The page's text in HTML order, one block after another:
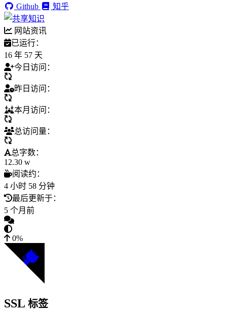
Github
知乎
网站资讯
已运行：
16 年 57 天
今日访问：
昨日访问：
本月访问：
总访问量：
总字数：
12.30 w
阅读约：
4 小时 58 分钟
最后更新于：
5 个月前
0%
SSL 标签